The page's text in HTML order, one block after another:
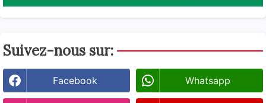
Suivez-nous sur:
Facebook Whatsapp